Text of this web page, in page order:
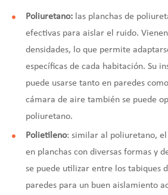
Poliuretano: las planchas de
efectivas para aislar el ruido.
densidades, lo que permite
específicas de cada habitación. Su
puede usarse tanto en paredes
cámara de aire también se puede
poliuretano.
Polietileno: similar al poliuretano,
en planchas con diversas formas y
se puede utilizar entre los tabiques
paredes para un buen aislamiento